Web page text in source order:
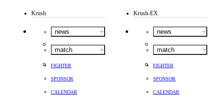
Krush
news
match
FIGHTER
SPONSOR
CALENDAR
Krush-EX
news
match
FIGHTER
SPONSOR
CALENDAR